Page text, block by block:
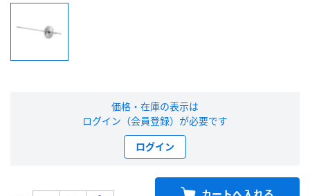
価格・在庫の表示は
ログイン（会員登録）が必要です
ログイン
ログイン
お問い合わせページ